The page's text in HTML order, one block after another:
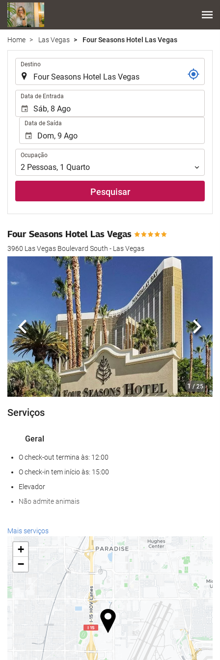
Home Las Vegas Four Seasons Hotel Las Vegas
Destino
Data de Entrada
Data de Saída
Ocupação
Ocupação
2 Pessoas, 1 Quarto
Pesquisar
Four Seasons Hotel Las Vegas
3960 Las Vegas Boulevard South - Las Vegas
1 / 25
Anterior
Serviços
Geral
O check-out termina às: 12:00
O check-in tem início às: 15:00
Elevador
Não admite animais
Alimentação e bebidas
Restaurante à la carte
Bar
Café no local
Bem-estar
Banho turco / Sauna a vapor
Academia
Mais serviços
+
−